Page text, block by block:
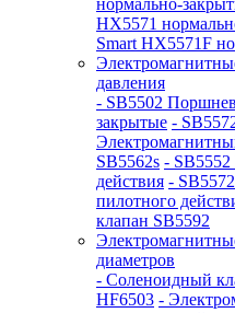
HX5571
Smart HX5571F
давления
- SB5502
закрытые -
SB5562s -
действия -
пилотного
клапан SB5592
диаметров
- Соленоидный
HF6503 -